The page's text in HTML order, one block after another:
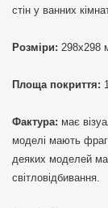
стін у ванних
Розміри: 298х298
Площа покриття:
Фактура: має
моделі мають
деяких моделей
світловідбивання.